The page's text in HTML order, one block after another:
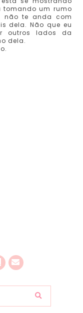
tomando um rumo
não te anda com
dela. Não que eu
outros lados da
dela.